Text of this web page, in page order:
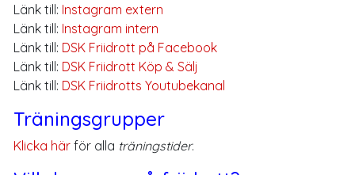
Länk till: Instagram extern
Länk till: Instagram intern
Länk till: DSK Friidrott på Facebook
Länk till: DSK Friidrott Köp & Sälj
Länk till: DSK Friidrotts Youtubekanal
Träningsgrupper
Klicka här för alla träningstider.